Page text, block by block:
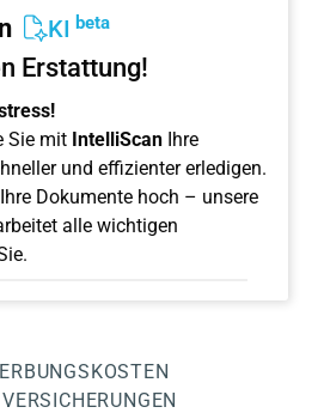
KI beta
Erstattung!
Sie mit IntelliScan Ihre
und effizienter erledigen.
Dokumente hoch – unsere
alle wichtigen